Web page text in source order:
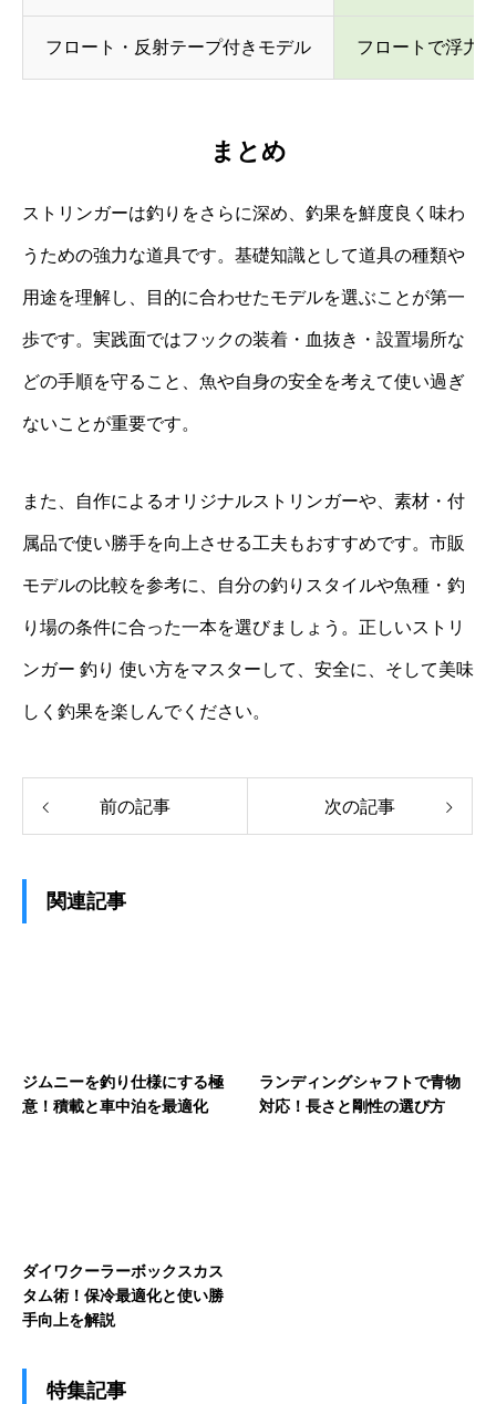
フロート・反射テープ付きモデル フロートで浮力
まとめ
ストリンガーは釣りをさらに深め、釣果を鮮度良く味わ
うための強力な道具です。基礎知識として道具の種類や
用途を理解し、目的に合わせたモデルを選ぶことが第一
歩です。実践面ではフックの装着・血抜き・設置場所な
どの手順を守ること、魚や自身の安全を考えて使い過ぎ
ないことが重要です。
また、自作によるオリジナルストリンガーや、素材・付
属品で使い勝手を向上させる工夫もおすすめです。市販
モデルの比較を参考に、自分の釣りスタイルや魚種・釣
り場の条件に合った一本を選びましょう。正しいストリ
ンガー 釣り 使い方をマスターして、安全に、そして美味
しく釣果を楽しんでください。
前の記事 次の記事
関連記事
ジムニーを釣り仕様にする極
意！積載と車中泊を最適化
ランディングシャフトで青物
対応！長さと剛性の選び方
ダイワクーラーボックスカス
タム術！保冷最適化と使い勝
手向上を解説
特集記事